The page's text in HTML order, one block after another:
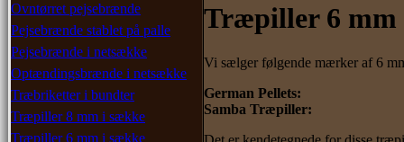
Ovntørret pejsebrænde
Pejsebrænde stablet på palle
Pejsebrænde i netsække
Optændingsbrænde i netsække
Træbriketter i bundter
Træpiller 8 mm i sække
Træpiller 6 mm i sække
Træpiller 6 mm
Vi sælger følgende mærker af 6
German Pellets:
Samba Træpiller: